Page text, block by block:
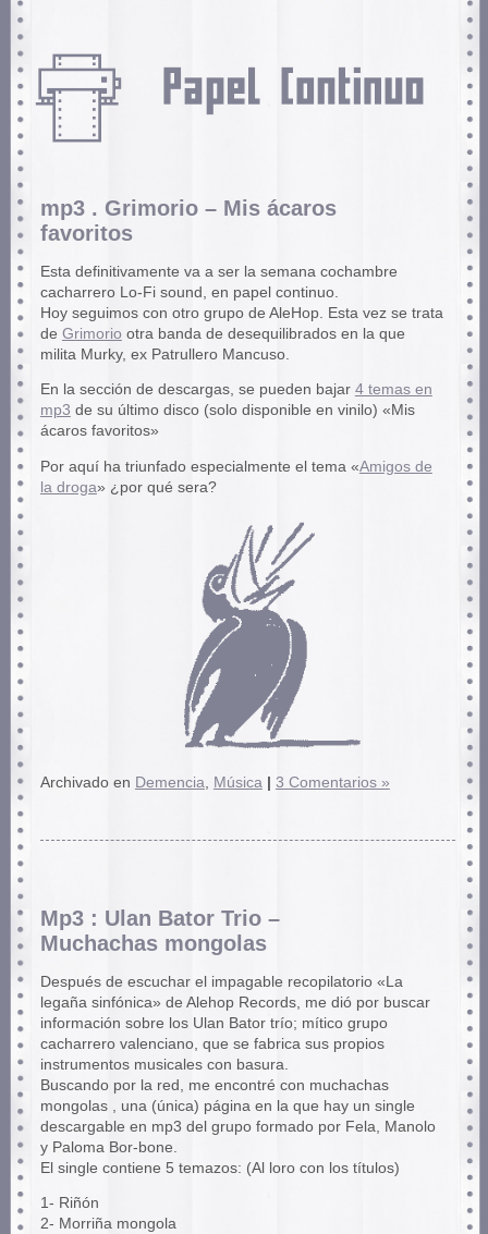
mp3 . Grimorio – Mis ácaros
favoritos
Esta definitivamente va a ser la semana cochambre
cacharrero Lo-Fi sound, en papel continuo.
Hoy seguimos con otro grupo de AleHop. Esta vez se trata
de Grimorio otra banda de desequilibrados en la que
milita Murky, ex Patrullero Mancuso.
En la sección de descargas, se pueden bajar 4 temas en
mp3 de su último disco (solo disponible en vinilo) «Mis
ácaros favoritos»
Por aquí ha triunfado especialmente el tema «Amigos de
la droga» ¿por qué sera?
Archivado en Demencia Música | 3 Comentarios »
Mp3 : Ulan Bator Trio –
Muchachas mongolas
Después de escuchar el impagable recopilatorio «La
legaña sinfónica» de Alehop Records, me dió por buscar
información sobre los Ulan Bator trío; mítico grupo
cacharrero valenciano, que se fabrica sus propios
instrumentos musicales con basura.
Buscando por la red, me encontré con muchachas
mongolas , una (única) página en la que hay un single
descargable en mp3 del grupo formado por Fela, Manolo
y Paloma Bor-bone.
El single contiene 5 temazos: (Al loro con los títulos)
1- Riñón
2- Morriña mongola